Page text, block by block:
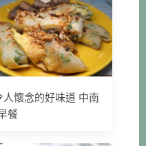
懷念的好味道 中南
餐